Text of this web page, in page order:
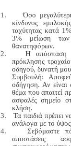
1.
Όσο
κίνδυνος
ταχύτητας κατά
3% μείωση
θανατηφόρων.
2.
Η απόσπαση
πρόκλησης
οδηγού, δυνατή
Συμβουλή:
οδήγηση. Αν είναι
θέμα που απαιτεί
ασφαλές σημείο
κλήση.
3.
Τα παιδιά πρέπει
ανάλογα με το
4.
Σεβόμαστε
αποστάσεις